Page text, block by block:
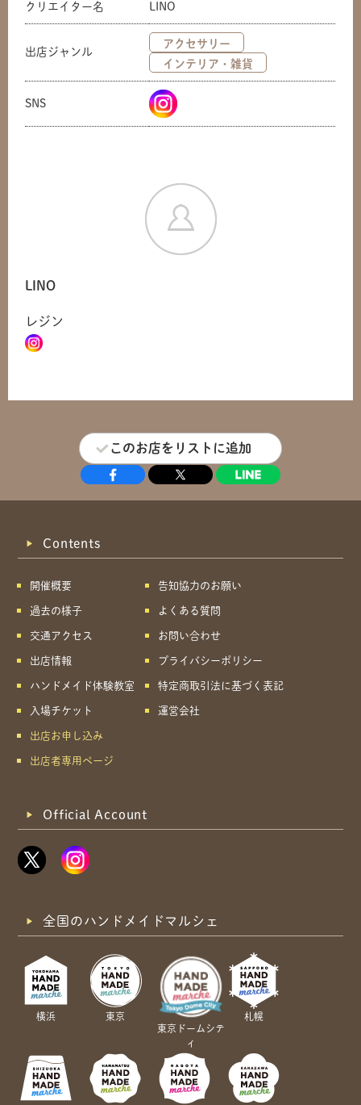
クリエイター名 LINO
出店ジャンル
アクセサリー
インテリア・雑貨
SNS
LINO
レジン
このお店をリストに追加
Contents
開催概要
過去の様子
交通アクセス
出店情報
ハンドメイド体験教室
入場チケット
出店お申し込み
出店者専用ページ
告知協力のお願い
よくある質問
お問い合わせ
プライバシーポリシー
特定商取引法に基づく表記
運営会社
Official Account
全国のハンドメイドマルシェ
横浜
東京
東京ドームシテ
ィ
札幌